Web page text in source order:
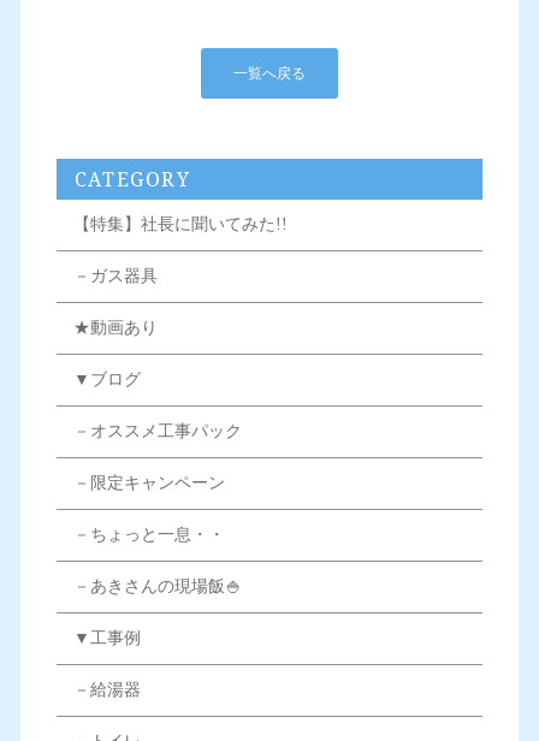
一覧へ戻る
CATEGORY
【特集】社長に聞いてみた!!
－ガス器具
★動画あり
▼ブログ
－オススメ工事パック
－限定キャンペーン
－ちょっと一息・・
－あきさんの現場飯🍚
▼工事例
－給湯器